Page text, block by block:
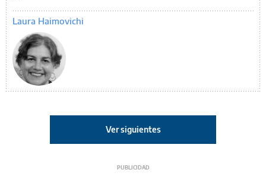
Laura Haimovichi
Ver siguientes